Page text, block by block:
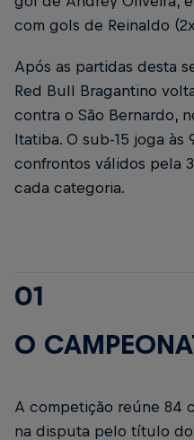
com gols de Reinaldo
Após as partidas desta
Red Bull Bragantino
contra o São Bernardo,
Itatiba. O sub-15 joga às
confrontos válidos pela
cada categoria.
01
O
A competição reúne 84
na disputa pelo título do